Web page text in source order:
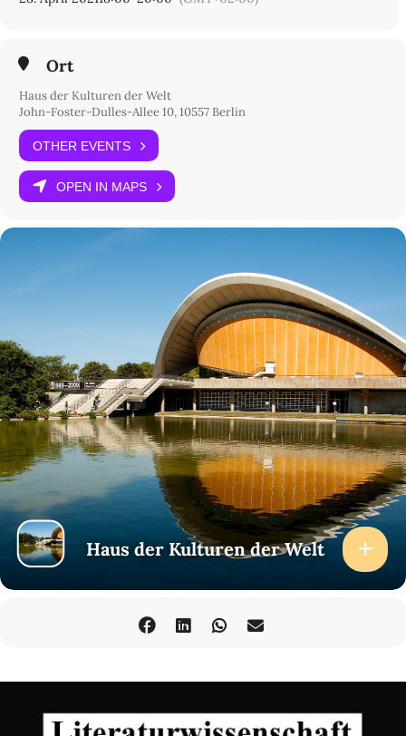
Ort
Haus der Kulturen der Welt
John-Foster-Dulles-Allee 10, 10557 Berlin
OTHER EVENTS
OPEN IN MAPS
Haus der Kulturen der Welt